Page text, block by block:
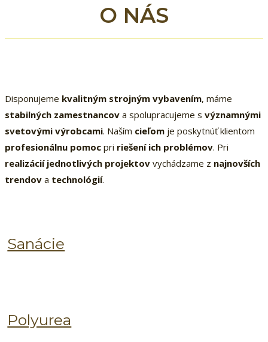
O NÁS
Disponujeme kvalitným strojným vybavením, máme
stabilných zamestnancov a spolupracujeme s významnými
svetovými výrobcami. Naším cieľom je poskytnúť klientom
profesionálnu pomoc pri riešení ich problémov. Pri
realizácií jednotlivých projektov vychádzame z najnovších
trendov a technológií.
Sanácie
Polyurea